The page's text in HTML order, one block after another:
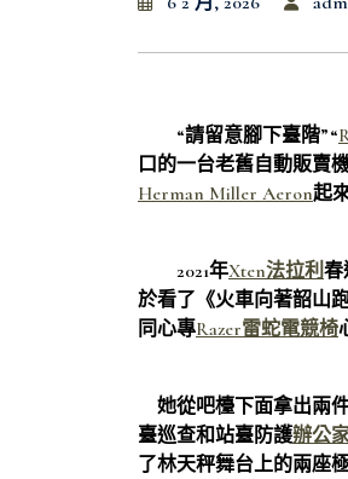
“請留意腳下臺階”“
口的一台老舊自動販賣
Herman Miller Aeron起
2021年Xten法拉利春
於看了《火車向著韶山
同心專Razer雷蛇電競椅
她從吧檯下面拿出兩
臺巡查和站臺防護辦公
了林天秤舞台上的兩座